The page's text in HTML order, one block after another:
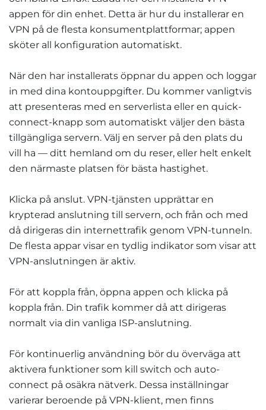
appen för din enhet. Detta är hur du installerar en
VPN på de flesta konsumentplattformar; appen
sköter all konfiguration automatiskt.
När den har installerats öppnar du appen och loggar
in med dina kontouppgifter. Du kommer vanligtvis
att presenteras med en serverlista eller en quick-
connect-knapp som automatiskt väljer den bästa
tillgängliga servern. Välj en server på den plats du
vill ha — ditt hemland om du reser, eller helt enkelt
den närmaste platsen för bästa hastighet.
Klicka på anslut. VPN-tjänsten upprättar en
krypterad anslutning till servern, och från och med
då dirigeras din internettrafik genom VPN-tunneln.
De flesta appar visar en tydlig indikator som visar att
VPN-anslutningen är aktiv.
För att koppla från, öppna appen och klicka på
koppla från. Din trafik kommer då att dirigeras
normalt via din vanliga ISP-anslutning.
För kontinuerlig användning bör du överväga att
aktivera funktioner som kill switch och auto-
connect på osäkra nätverk. Dessa inställningar
varierar beroende på VPN-klient, men finns